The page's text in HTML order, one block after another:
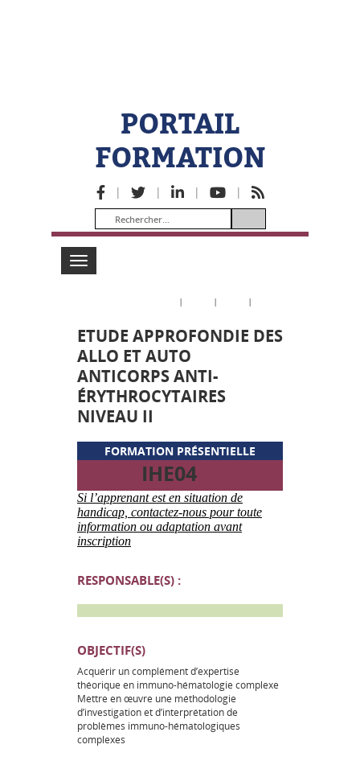
PORTAIL
FORMATION
| | | |
Toggle
navigation
| | |
ETUDE APPROFONDIE DES
ALLO ET AUTO
ANTICORPS ANTI-
ÉRYTHROCYTAIRES
NIVEAU II
FORMATION PRÉSENTIELLE
IHE04
Si l’apprenant est en situation de
handicap, contactez-nous pour toute
information ou adaptation avant
inscription
RESPONSABLE(S) :
OBJECTIF(S)
Acquérir un complément d’expertise
théorique en immuno-hématologie complexe
Mettre en œuvre une méthodologie
d’investigation et d’interprétation de
problèmes immuno-hématologiques
complexes